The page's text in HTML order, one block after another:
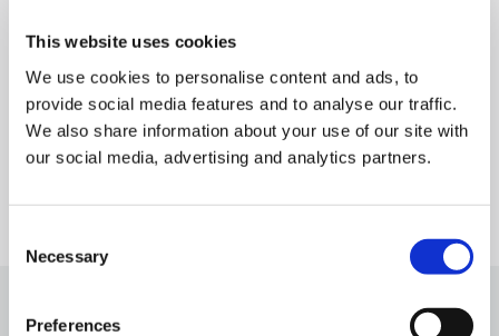
This website uses cookies
We use cookies to personalise content and ads, to
provide social media features and to analyse our traffic.
We also share information about your use of our site with
our social media, advertising and analytics partners.
Selection
Necessary
Preferences
datagedreven besluitvorming in een breed scala
aan sectoren.